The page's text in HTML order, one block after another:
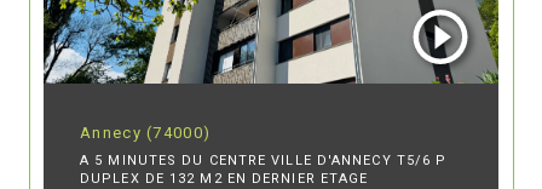
Annecy (74000)
A 5 MINUTES DU CENTRE VILLE D'ANNECY T5/6 P
DUPLEX DE 132 M2 EN DERNIER ETAGE